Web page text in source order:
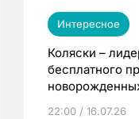
Интересное
Коляски –
бесплатного
22:00 / 16.07.26